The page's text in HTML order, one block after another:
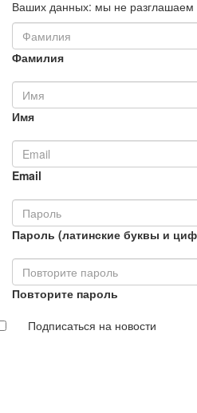
Ваших данных: мы не разглашаем
Фамилия
Имя
Email
Пароль (латинские буквы и
Повторите пароль
Подписаться на новости